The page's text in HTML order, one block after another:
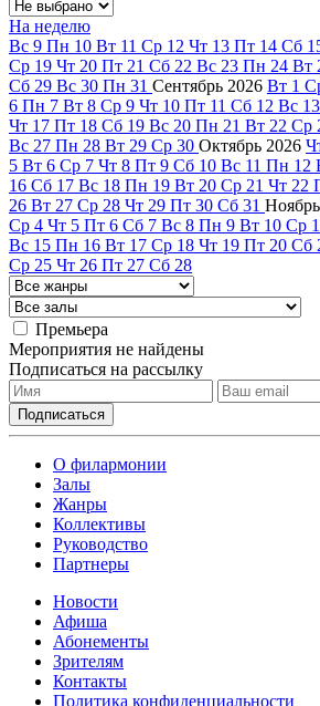
На неделю
Вс 9 Пн 10 Вт 11 Ср 12 Чт 13 Пт 14 Сб
Ср 19 Чт 20 Пт 21 Сб 22 Вс 23 Пн 24 Вт
Сб 29 Вс 30 Пн 31 Сентябрь 2026 Вт 1
6 Пн 7 Вт 8 Ср 9 Чт 10 Пт 11 Сб 12 Вс 13
Чт 17 Пт 18 Сб 19 Вс 20 Пн 21 Вт 22 Ср
Вс 27 Пн 28 Вт 29 Ср 30 Октябрь 2026
5 Вт 6 Ср 7 Чт 8 Пт 9 Сб 10 Вс 11 Пн 12
16 Сб 17 Вс 18 Пн 19 Вт 20 Ср 21 Чт 22
26 Вт 27 Ср 28 Чт 29 Пт 30 Сб 31 Ноябрь
Ср 4 Чт 5 Пт 6 Сб 7 Вс 8 Пн 9 Вт 10 Ср
Вс 15 Пн 16 Вт 17 Ср 18 Чт 19 Пт 20 Сб
Ср 25 Чт 26 Пт 27 Сб 28
Премьера
Мероприятия не найдены
Подписаться на рассылку
О филармонии
Залы
Жанры
Коллективы
Руководство
Партнеры
Новости
Афиша
Абонементы
Зрителям
Контакты
Политика конфиденциальности